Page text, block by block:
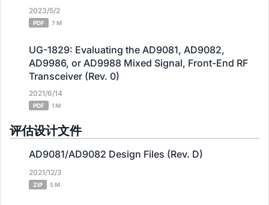
2023/5/2
PDF 7 M
UG-1829: Evaluating the AD9081, AD9082,
AD9986, or AD9988 Mixed Signal, Front-End RF
Transceiver (Rev. 0)
2021/6/14
PDF 1 M
评估设计文件
AD9081/AD9082 Design Files (Rev. D)
2021/12/3
ZIP 5 M